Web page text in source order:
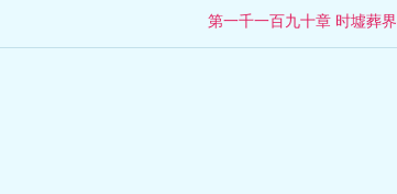
第一千一百九十章 时墟葬界